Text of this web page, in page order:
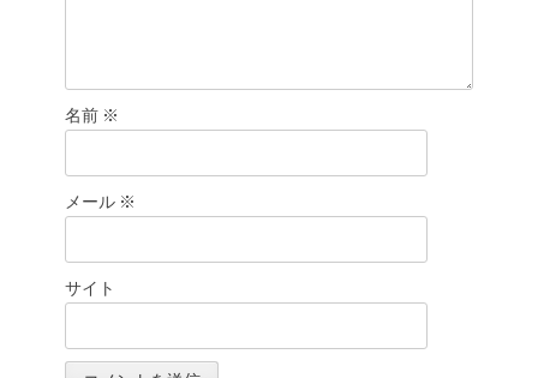
名前 ※
メール ※
サイト